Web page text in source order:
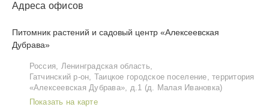
Адреса офисов
Питомник растений и садовый центр «Алексеевская
Дубрава»
Россия, Ленинградская область,
Гатчинский р‑он, Таицкое городское поселение, территория
«Алексеевская Дубрава», д.1 (д. Малая Ивановка)
Показать на карте